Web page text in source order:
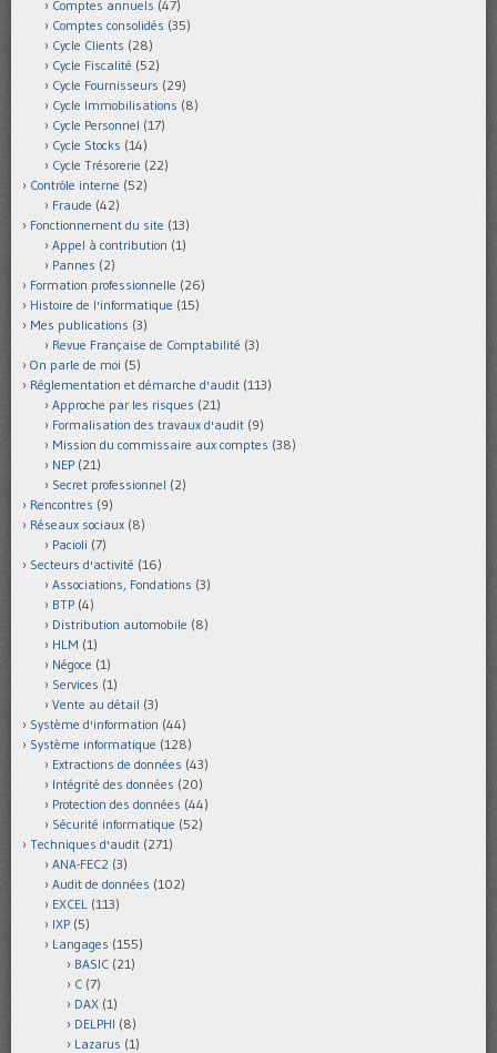
Comptes annuels (47)
Comptes consolidés (35)
Cycle Clients (28)
Cycle Fiscalité (52)
Cycle Fournisseurs (29)
Cycle Immobilisations (8)
Cycle Personnel (17)
Cycle Stocks (14)
Cycle Trésorerie (22)
Contrôle interne (52)
Fraude (42)
Fonctionnement du site (13)
Appel à contribution (1)
Pannes (2)
Formation professionnelle (26)
Histoire de l'informatique (15)
Mes publications (3)
Revue Française de Comptabilité (3)
On parle de moi (5)
Réglementation et démarche d'audit (113)
Approche par les risques (21)
Formalisation des travaux d'audit (9)
Mission du commissaire aux comptes (38)
NEP (21)
Secret professionnel (2)
Rencontres (9)
Réseaux sociaux (8)
Pacioli (7)
Secteurs d'activité (16)
Associations, Fondations (3)
BTP (4)
Distribution automobile (8)
HLM (1)
Négoce (1)
Services (1)
Vente au détail (3)
Système d'information (44)
Système informatique (128)
Extractions de données (43)
Intégrité des données (20)
Protection des données (44)
Sécurité informatique (52)
Techniques d'audit (271)
ANA-FEC2 (3)
Audit de données (102)
EXCEL (113)
IXP (5)
Langages (155)
BASIC (21)
C (7)
DAX (1)
DELPHI (8)
Lazarus (1)